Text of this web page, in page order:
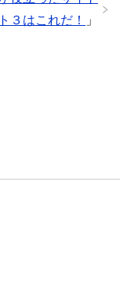
３はこれだ！
」